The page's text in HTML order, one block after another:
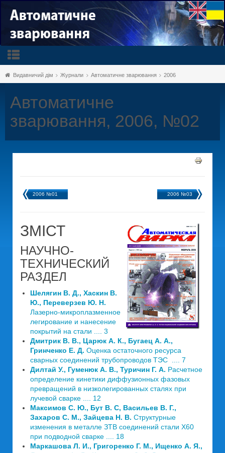
Видавничий дім Журнали Автоматичне зварювання 2006
Автоматичне
зварювання, 2006, №02
2006 №01 2006 №03
ЗМІСТ
НАУЧНО-
ТЕХНИЧЕСКИЙ
РАЗДЕЛ
Шелягин В. Д., Хаскин В.
Ю., Переверзев Ю. Н.
Лазерно-микроплазменное
легирование и нанесение
покрытий на стали .... 3
Дмитрик В. В., Царюк А. К., Бугаец А. А.,
Гринченко Е. Д. Оценка остаточного ресурса
сварных соединений трубопроводов ТЭС .... 7
Дилтай У., Гуменюк А. В., Туричин Г. А. Расчетное
определение кинетики диффузионных фазовых
превращений в низколегированных сталях при
лучевой сварке .... 12
Максимов С. Ю., Бут В. С, Васильев В. Г.,
Захаров С. М., Зайцева Н. В. Структурные
изменения в металле ЗТВ соединений стали Х60
при подводной сварке .... 18
Маркашова Л. И., Григоренко Г. М., Ищенко А. Я.,